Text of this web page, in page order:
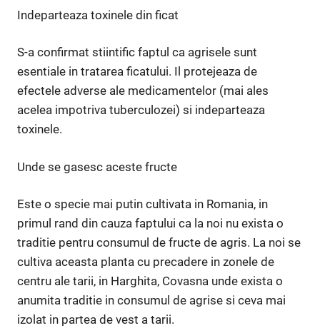
Indeparteaza toxinele din ficat
S-a confirmat stiintific faptul ca agrisele sunt
esentiale in tratarea ficatului. Il protejeaza de
efectele adverse ale medicamentelor (mai ales
acelea impotriva tuberculozei) si indeparteaza
toxinele.
Unde se gasesc aceste fructe
Este o specie mai putin cultivata in Romania, in
primul rand din cauza faptului ca la noi nu exista o
traditie pentru consumul de fructe de agris. La noi se
cultiva aceasta planta cu precadere in zonele de
centru ale tarii, in Harghita, Covasna unde exista o
anumita traditie in consumul de agrise si ceva mai
izolat in partea de vest a tarii.